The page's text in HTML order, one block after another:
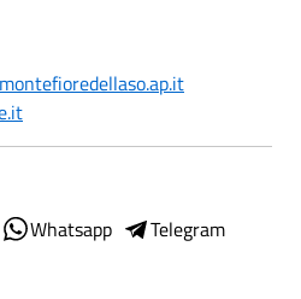
Whatsapp
Telegram